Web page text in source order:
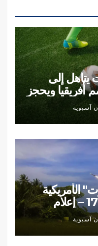
يتأهل إلى
أفريقيا ويحجز
آسيوية
الأمريكية
آسيوية